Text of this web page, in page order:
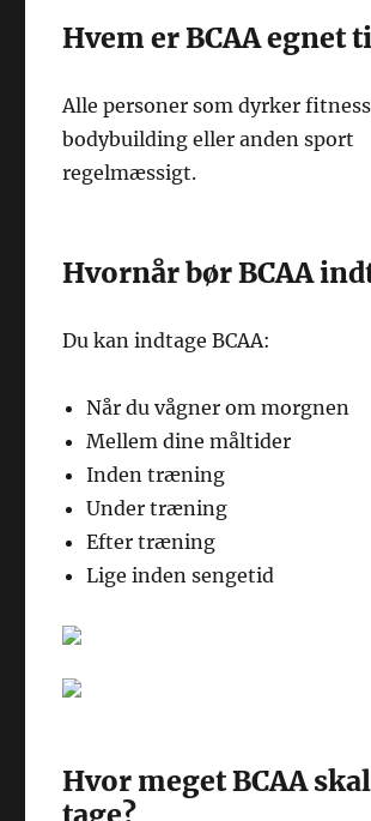
Hvem er BCAA egnet
Alle personer som dyrker
bodybuilding eller anden sport
regelmæssigt.
Hvornår bør BCAA
Du kan indtage BCAA:
Når du vågner om morgnen
Mellem dine måltider
Inden træning
Under træning
Efter træning
Lige inden sengetid
Hvor meget BCAA